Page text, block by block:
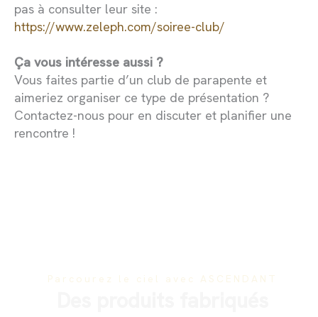
pas à consulter leur site :
https://www.zeleph.com/soiree-club/
Ça vous intéresse aussi ?
Vous faites partie d’un club de parapente et
aimeriez organiser ce type de présentation ?
Contactez-nous pour en discuter et planifier une
rencontre !
Parcourez le ciel avec ASCENDANT